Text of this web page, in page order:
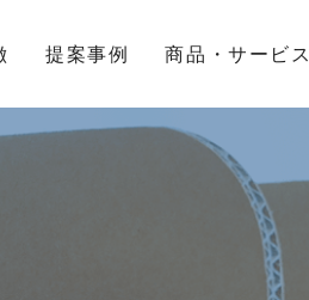
提案事例 商品・サービス